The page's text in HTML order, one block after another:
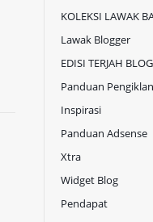
KOLEKSI LAWAK
Lawak Blogger
EDISI TERJAH
Panduan
Inspirasi
Panduan Adsense
Xtra
Widget Blog
Pendapat